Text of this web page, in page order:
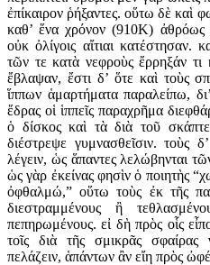
ἐπίκαιρον ῥήξαντες. οὕτω δὲ καὶ
καθ’ ἕνα χρόνον (910K) ἀθρόως
οὐκ ὀλίγοις αἴτιαι κατέστησαν.
τῶν τε κατὰ νεφροὺς ἔρρηξάν
ἔβλαψαν, ἔστι δ’ ὅτε καὶ τοὺς
ἵππων ἁμαρτήματα παραλείπω,
ἕδρας οἱ ἱππεῖς παραχρῆμα
ὁ δίσκος καὶ τὰ διὰ τοῦ
διέστρεψε γυμνασθεῖσιν. τοὺς
λέγειν, ὡς ἅπαντες λελώβηνται
ὡς γὰρ ἐκείνας φησὶν ὁ ποιητὴς
ὀφθαλμώ,” οὕτω τοὺς ἐκ τῆς
διεστραμμένους ἢ
πεπηρωμένους. εἰ δὴ πρὸς οἷς
τοῖς διὰ τῆς σμικρᾶς
πελάζειν, ἁπάντων ἂν εἴη πρὸς